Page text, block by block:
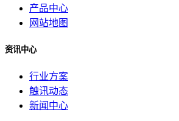
产品中心
网站地图
资讯中心
行业方案
触讯动态
新闻中心